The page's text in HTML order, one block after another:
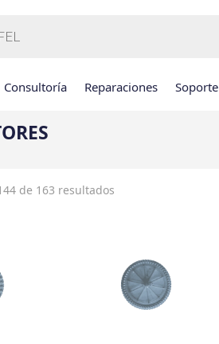
Consultoría Reparaciones Soporte
de 163 resultados